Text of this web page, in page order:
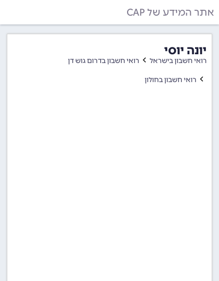
אתר המידע של CAP
יונה יוסי
רואי חשבון בישראל רואי חשבון בדרום גוש דן
רואי חשבון בחולון